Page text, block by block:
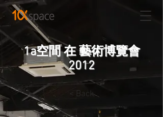
1a空間 在 藝術博覽會
2012
< Back